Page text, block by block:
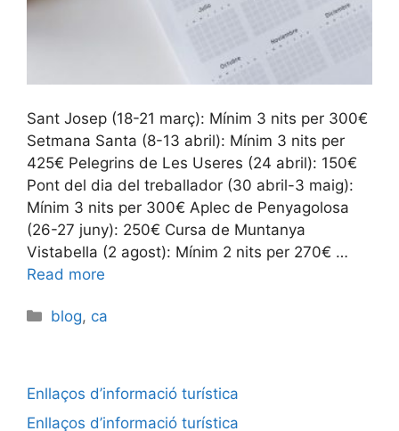
Sant Josep (18-21 març): Mínim 3 nits per 300€
Setmana Santa (8-13 abril): Mínim 3 nits per
425€ Pelegrins de Les Useres (24 abril): 150€
Pont del dia del treballador (30 abril-3 maig):
Mínim 3 nits per 300€ Aplec de Penyagolosa
(26-27 juny): 250€ Cursa de Muntanya
Vistabella (2 agost): Mínim 2 nits per 270€ …
Read more
Categories
blog, ca
Enllaços d’informació turística
Enllaços d’informació turística